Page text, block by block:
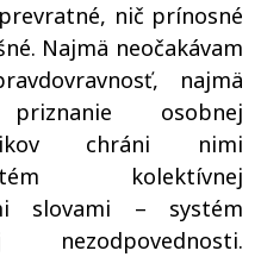
nič prínosné
Najmä neočakávam
najmä
osobnej
chráni nimi
kolektívnej
slovami – systém
nezodpovednosti.